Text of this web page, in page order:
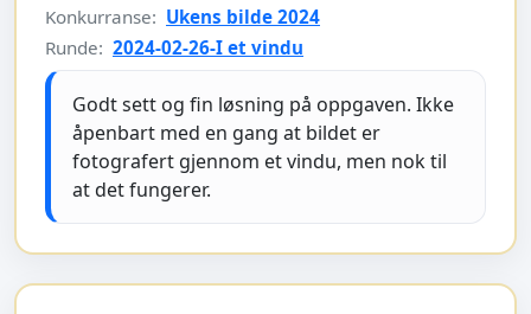
Konkurranse: Ukens bilde 2024
Runde: 2024-02-26-I et vindu
Godt sett og fin løsning på oppgaven. Ikke
åpenbart med en gang at bildet er
fotografert gjennom et vindu, men nok til
at det fungerer.